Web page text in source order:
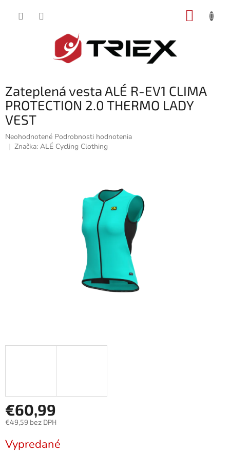
Zateplená vesta ALÉ R-EV1 CLIMA
PROTECTION 2.0 THERMO LADY
VEST
Priemerné
hodnotenie
Neohodnotené Podrobnosti hodnotenia
Značka: ALÉ Cycling Clothing
€60,99
€49,59 bez DPH
cena:
Vypredané